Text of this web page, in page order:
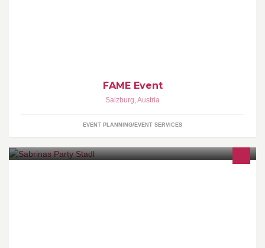
FAME Event
Salzburg,Austria
EVENT PLANNING/EVENT SERVICES